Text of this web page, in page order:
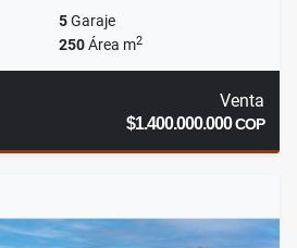
5Garaje
250Área m2
Venta
$1.400.000.000COP